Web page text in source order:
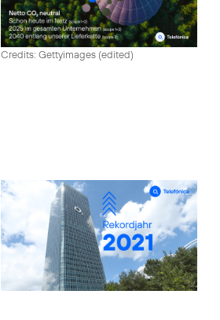
Credits: Gettyimages (edited)